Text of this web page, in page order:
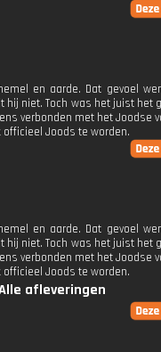
en aarde. Dat gevoel
niet. Toch was het juist het
verbonden met het Joodse
Joods te worden.
en aarde. Dat gevoel
niet. Toch was het juist het
verbonden met het Joodse
Joods te worden.
afleveringen